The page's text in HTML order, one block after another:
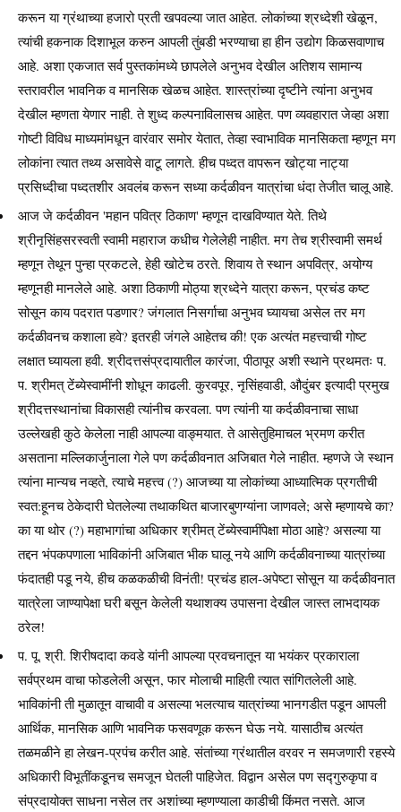
करून या ग्रंथाच्या हजारो प्रती खपवल्या जात आहेत. लोकांच्या श्रध्देशी खेळून,
त्यांची हकनाक दिशाभूल करुन आपली तुंबडी भरण्याचा हा हीन उद्योग किळसवाणाच
आहे. अशा एकजात सर्व पुस्तकांमध्ये छापलेले अनुभव देखील अतिशय सामान्य
स्तरावरील भावनिक व मानसिक खेळच आहेत. शास्त्रांच्या दृष्टीने त्यांना अनुभव
देखील म्हणता येणार नाही. ते शुध्द कल्पनाविलासच आहेत. पण व्यवहारात जेव्हा अशा
गोष्टी विविध माध्यमांमधून वारंवार समोर येतात, तेव्हा स्वाभाविक मानसिकता म्हणून मग
लोकांना त्यात तथ्य असावेसे वाटू लागते. हीच पध्दत वापरून खोट्या नाट्या
प्रसिध्दीचा पध्दतशीर अवलंब करून सध्या कर्दळीवन यात्रांचा धंदा तेजीत चालू आहे.
आज जे कर्दळीवन 'महान पवित्र ठिकाण' म्हणून दाखविण्यात येते. तिथे
श्रीनृसिंहसरस्वती स्वामी महाराज कधीच गेलेलेही नाहीत. मग तेच श्रीस्वामी समर्थ
म्हणून तेथून पुन्हा प्रकटले, हेही खोटेच ठरते. शिवाय ते स्थान अपवित्र, अयोग्य
म्हणूनही मानलेले आहे. अशा ठिकाणी मोठ्या श्रध्देने यात्रा करून, प्रचंड कष्ट
सोसून काय पदरात पडणार? जंगलात निसर्गाचा अनुभव घ्यायचा असेल तर मग
कर्दळीवनच कशाला हवे? इतरही जंगले आहेतच की! एक अत्यंत महत्त्वाची गोष्ट
लक्षात घ्यायला हवी. श्रीदत्तसंप्रदायातील कारंजा, पीठापूर अशी स्थाने प्रथमतः प.
प. श्रीमत् टेंब्येस्वामींनी शोधून काढली. कुरवपूर, नृसिंहवाडी, औदुंबर इत्यादी प्रमुख
श्रीदत्तस्थानांचा विकासही त्यांनीच करवला. पण त्यांनी या कर्दळीवनाचा साधा
उल्लेखही कुठे केलेला नाही आपल्या वाङ्मयात. ते आसेतुहिमाचल भ्रमण करीत
असताना मल्लिकार्जुनाला गेले पण कर्दळीवनात अजिबात गेले नाहीत. म्हणजे जे स्थान
त्यांना मान्यच नव्हते, त्याचे महत्त्व (?) आजच्या या लोकांच्या आध्यात्मिक प्रगतीची
स्वत:हूनच ठेकेदारी घेतलेल्या तथाकथित बाजारबुणग्यांना जाणवले; असे म्हणायचे का?
का या थोर (?) महाभागांचा अधिकार श्रीमत् टेंब्येस्वामींपेक्षा मोठा आहे? असल्या या
तद्दन भंपकपणाला भाविकांनी अजिबात भीक घालू नये आणि कर्दळीवनाच्या यात्रांच्या
फंदातही पडू नये, हीच कळकळीची विनंती! प्रचंड हाल-अपेष्टा सोसून या कर्दळीवनात
यात्रेला जाण्यापेक्षा घरी बसून केलेली यथाशक्य उपासना देखील जास्त लाभदायक
ठरेल!
प. पू. श्री. शिरीषदादा कवडे यांनी आपल्या प्रवचनातून या भयंकर प्रकाराला
सर्वप्रथम वाचा फोडलेली असून, फार मोलाची माहिती त्यात सांगितलेली आहे.
भाविकांनी ती मुळातून वाचावी व असल्या भलत्याच यात्रांच्या भानगडीत पडून आपली
आर्थिक, मानसिक आणि भावनिक फसवणूक करून घेऊ नये. यासाठीच अत्यंत
तळमळीने हा लेखन-प्रपंच करीत आहे. संतांच्या ग्रंथातील वरवर न समजणारी रहस्ये
अधिकारी विभूतींकडूनच समजून घेतली पाहिजेत. विद्वान असेल पण सद्गुरुकृपा व
संप्रदायोक्त साधना नसेल तर अशांच्या म्हणण्याला काडीची किंमत नसते. आज